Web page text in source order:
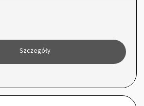
Szczegóły